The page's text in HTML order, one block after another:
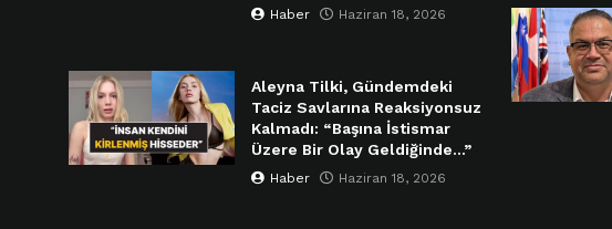
Haber Haziran 18, 2026
Aleyna Tilki, Gündemdeki
Taciz Savlarına Reaksiyonsuz
Kalmadı: “Başına İstismar
Üzere Bir Olay Geldiğinde…”
Haber Haziran 18, 2026